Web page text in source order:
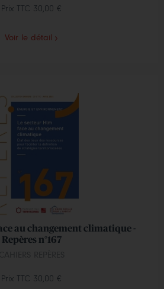
Prix TTC 30,00 €
Voir le détail
au changement climatique -
Repères n°167
Prix TTC 30,00 €